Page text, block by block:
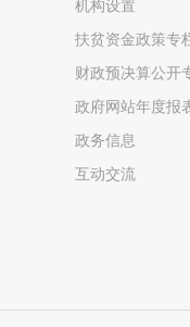
机构设置
扶贫资金政策专
财政预决算公开
政府网站年度报
政务信息
互动交流